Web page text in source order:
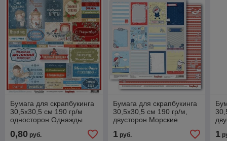
Бумага для скрапбукинга
30,5х30,5 см 190 гр/м
односторон Однажды
Праздник
0,80 руб.
Бумага для скрапбукинга
30,5х30,5 см 190 гр/м,
двусторон Морские
приключения Карточки 2
1руб. 1